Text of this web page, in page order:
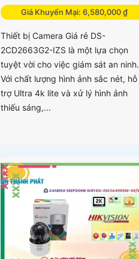
Giá Khuyến Mại: 6,580,000 ₫
Thiết bị Camera Giá rẻ DS-
2CD2663G2-IZS là một lựa chọn
tuyệt vời cho việc giám sát an ninh.
Với chất lượng hình ảnh sắc nét, hỗ
trợ Ultra 4k lite và xử lý hình ảnh
thiếu sáng,...